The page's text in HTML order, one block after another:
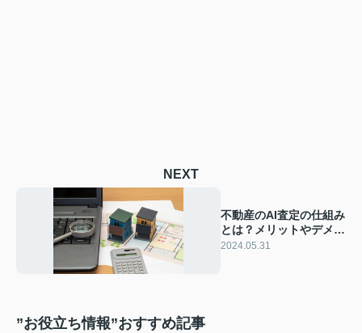
NEXT
不動産のAI査定の仕組み
とは？メリットやデメリ
ットをご紹介
2024.05.31
”お役立ち情報”おすすめ記事